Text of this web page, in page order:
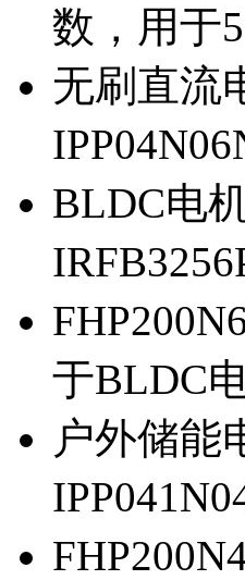
数，用于
无刷直流
BLDC电
于BLDC
户外储能